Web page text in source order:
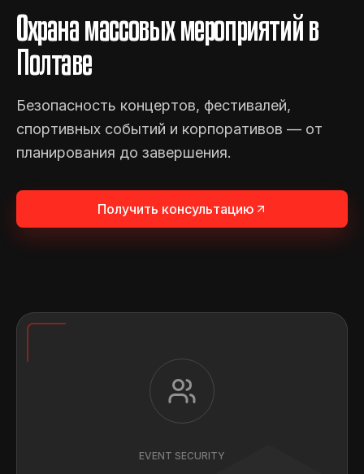
Охрана массовых мероприятий в
Полтаве
Безопасность концертов, фестивалей,
спортивных событий и корпоративов — от
планирования до завершения.
Получить консультацию
EVENT SECURITY